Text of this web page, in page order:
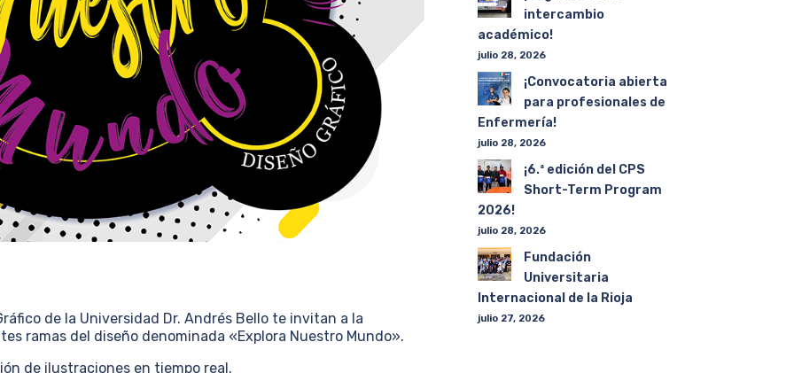
de la Universidad Dr. Andrés Bello te invitan a la
ramas del diseño denominada «Explora Nuestro Mundo».
de ilustraciones en tiempo real.
intercambio
académico!
julio 28, 2026
¡Convocatoria abierta
para profesionales de
Enfermería!
julio 28, 2026
¡6.ª edición del CPS
Short-Term Program
2026!
julio 28, 2026
Fundación
Universitaria
Internacional de la Rioja
julio 27, 2026